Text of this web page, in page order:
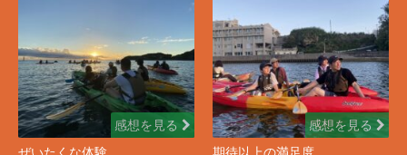
感想を見る
感想を見る